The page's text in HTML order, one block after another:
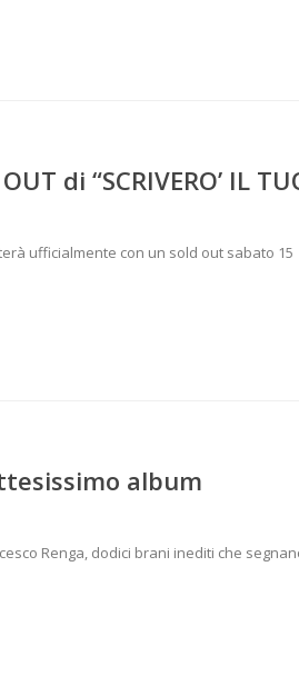
di “SCRIVERO’ IL
ufficialmente con un sold out sabato 15
album
Renga, dodici brani inediti che